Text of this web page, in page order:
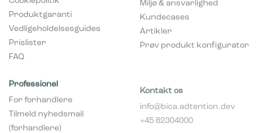
Statistiske cookies giver hjemmesideejere indsigt i brugernes
interaktion med hjemmesiden, ved at indsamle og rapportere
Marketing
engagerende for den enkelte bruger, og dermed mere
værdifulde for udgivere og tredjeparts-annoncører.
Produktgaranti
Vedligeholdelsesguides
Prislister
FAQ
Kundecases
Artikler
Prøv produkt konfigurator
Professionel
For forhandlere
Tilmeld nyhedsmail
(forhandlere)